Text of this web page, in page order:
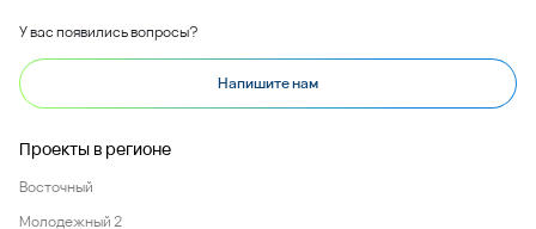
У вас появились вопросы?
Напишите нам
Проекты в регионе
Восточный
Молодежный 2